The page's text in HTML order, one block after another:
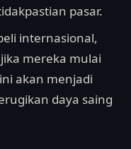
pasar.
internasional,
mereka mulai
akan menjadi
daya saing